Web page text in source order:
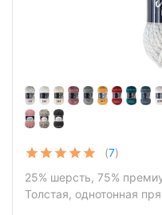
(7)
25% шерсть, 75%
Толстая, однотонная